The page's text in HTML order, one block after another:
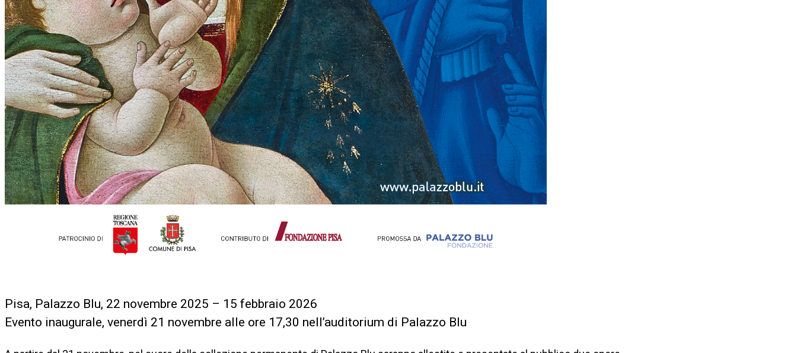
Pisa, Palazzo Blu, 22 novembre 2025 – 15 febbraio 2026
Evento inaugurale, venerdì 21 novembre alle ore 17,30 nell’auditorium di Palazzo Blu